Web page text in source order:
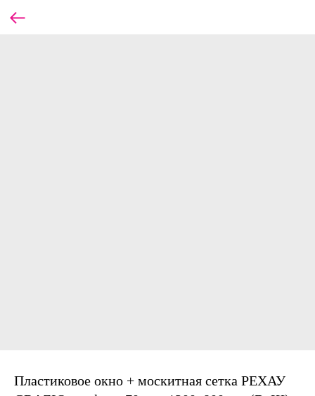
Пластиковое окно + москитная сетка РЕХАУ